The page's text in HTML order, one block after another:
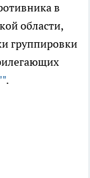
в
области,
группировки
.